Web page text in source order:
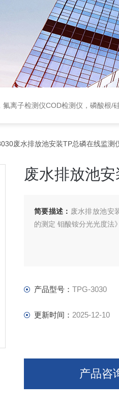
磷酸根/硅酸根分析仪，PH电极、溶氧电极、电导
废水排放池安装TP总磷在线监测
废水排放池
简要描述： 废水排放池安
的测定 钼酸铵分光光度法》
产品型号： TPG-3030
更新时间： 2025-12-10
产品咨